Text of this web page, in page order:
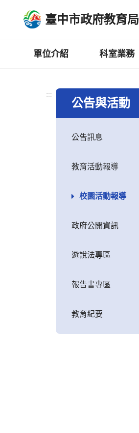
臺中市政府教育局
單位介紹 科室業務
:::
公告與活動
公告訊息
教育活動報導
校園活動報導
政府公開資訊
遊說法專區
報告書專區
教育紀要